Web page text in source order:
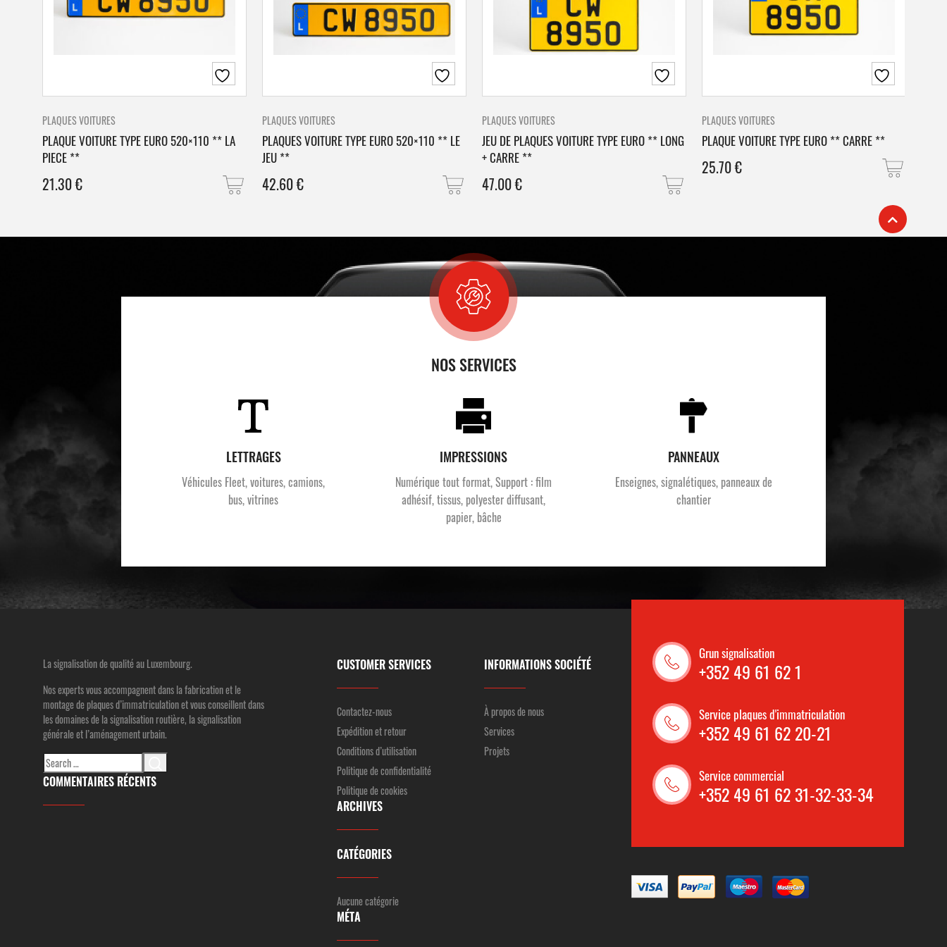
PLAQUES VOITURES
PLAQUE VOITURE TYPE EURO 520×110 ** LA
PIECE **
21.30€
PLAQUES VOITURES
PLAQUES VOITURE TYPE EURO 520×110 ** LE
JEU **
42.60€
PLAQUES VOITURES
JEU DE PLAQUES VOITURE TYPE EURO ** LONG
+ CARRE **
47.00€
PLAQUES VOITURES
PLAQUE VOITURE TYPE EURO ** CARRE **
25.70€
NOS SERVICES
LETTRAGES
Véhicules Fleet, voitures, camions,
bus, vitrines
IMPRESSIONS
Numérique tout format, Support : film
adhésif, tissus, polyester diffusant,
papier, bâche
PANNEAUX
Enseignes, signalétiques, panneaux de
chantier
La signalisation de qualité au Luxembourg.
Nos experts vous accompagnent dans la fabrication et le
montage de plaques d’immatriculation et vous conseillent dans
les domaines de la signalisation routière, la signalisation
générale et l’aménagement urbain.
Search
for:
COMMENTAIRES RÉCENTS
CUSTOMER SERVICES
Contactez-nous
Expédition et retour
Conditions d’utilisation
Politique de confidentialité
Politique de cookies
ARCHIVES
CATÉGORIES
Aucune catégorie
MÉTA
INFORMATIONS SOCIÉTÉ
À propos de nous
Services
Projets
Grun signalisation
+352 49 61 62 1
Service plaques d'immatriculation
+352 49 61 62 20-21
Service commercial
+352 49 61 62 31-32-33-34